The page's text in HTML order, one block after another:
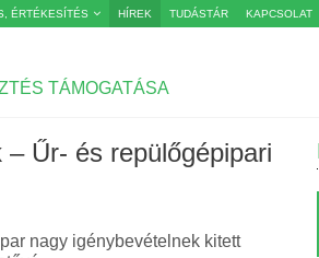
ÉRTÉKESÍTÉS HÍREK TUDÁSTÁR KAPCSOLAT
TÁMOGATÁSA
Űr- és repülőgépipari
nagy igénybevételnek kitett